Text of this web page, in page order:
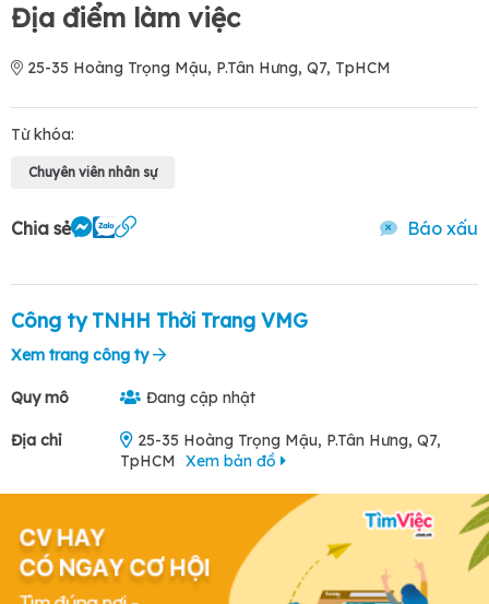
Địa điểm làm việc
25-35 Hoàng Trọng Mậu, P.Tân Hưng, Q7, TpHCM
Từ khóa:
Chuyên viên nhân sự
Chia sẻ Báo xấu
Công ty TNHH Thời Trang VMG
Xem trang công ty
Quy mô Đang cập nhật
Địa chỉ
25-35 Hoàng Trọng Mậu, P.Tân Hưng, Q7,
TpHCM Xem bản đồ